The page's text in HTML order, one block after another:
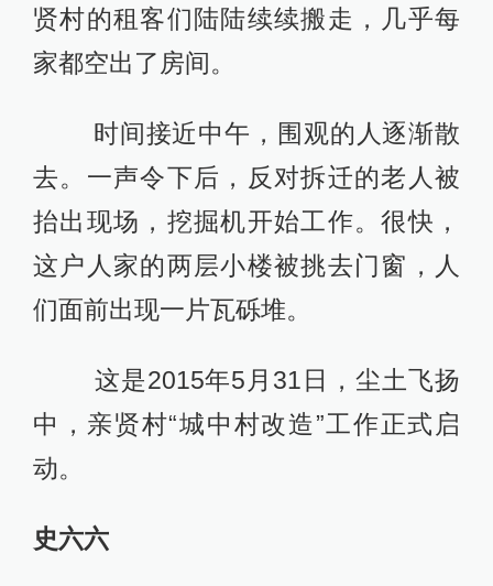
贤村的租客们陆陆续续搬走，几乎每
家都空出了房间。
时间接近中午，围观的人逐渐散
去。一声令下后，反对拆迁的老人被
抬出现场，挖掘机开始工作。很快，
这户人家的两层小楼被挑去门窗，人
们面前出现一片瓦砾堆。
这是2015年5月31日，尘土飞扬
中，亲贤村“城中村改造”工作正式启
动。
史六六